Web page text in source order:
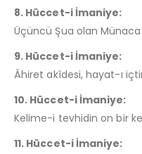
8. Hüccet-i İmaniye:
Üçüncü Şua olan
9. Hüccet-i İmaniye:
Âhiret akîdesi, hayat-ı
10. Hüccet-i İmaniye:
Kelime-i tevhidin on bir
11. Hüccet-i İmaniye: